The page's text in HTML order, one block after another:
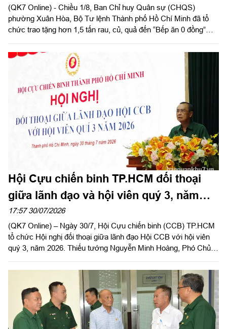
(QK7 Online) - Chiều 1/8, Ban Chỉ huy Quân sự (CHQS)
phường Xuân Hòa, Bộ Tư lệnh Thành phố Hồ Chí Minh đã tổ
chức trao tặng hơn 1,5 tấn rau, củ, quả đến “Bếp ăn 0 đồng”
Thạnh Mỹ Tây và Tăng Nhơn Phú (Thành phố Hồ Chí Minh).
Hội Cựu chiến binh TP.HCM đối thoại
giữa lãnh đạo và hội viên quý 3, năm
2026
17:57 30/07/2026
(QK7 Online) – Ngày 30/7, Hội Cựu chiến binh (CCB) TP.HCM
tổ chức Hội nghị đối thoại giữa lãnh đạo Hội CCB với hội viên
quý 3, năm 2026. Thiếu tướng Nguyễn Minh Hoàng, Phó Chủ
TPHCM, Chủ tịch Hội CCB TP.HCM chủ trì hội nghị.